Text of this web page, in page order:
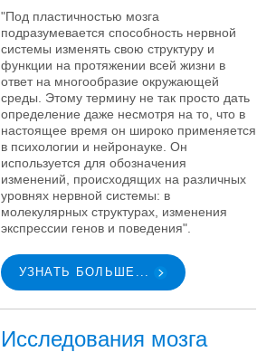
"Под пластичностью мозга
подразумевается способность нервной
системы изменять свою структуру и
функции на протяжении всей жизни в
ответ на многообразие окружающей
среды. Этому термину не так просто дать
определение даже несмотря на то, что в
настоящее время он широко применяется
в психологии и нейронауке. Он
используется для обозначения
изменений, происходящих на различных
уровнях нервной системы: в
молекулярных структурах, изменения
экспрессии генов и поведения".
УЗНАТЬ БОЛЬШЕ...
Исследования мозга